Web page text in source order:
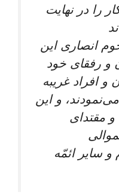
را در نهايت
انصارى اين
و رفقاى خود
و افراد غريبه
و اين
مقتداى
و ساير ائمّه